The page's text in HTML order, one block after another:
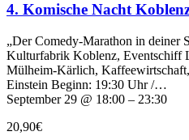
4. Komische Nacht
„Der Comedy-Marathon in deiner
Kulturfabrik Koblenz, Eventschiff
Mülheim-Kärlich,
Einstein Beginn: 19:30 Uhr /…
September 29 @ 18:00 – 23:30
20,90€